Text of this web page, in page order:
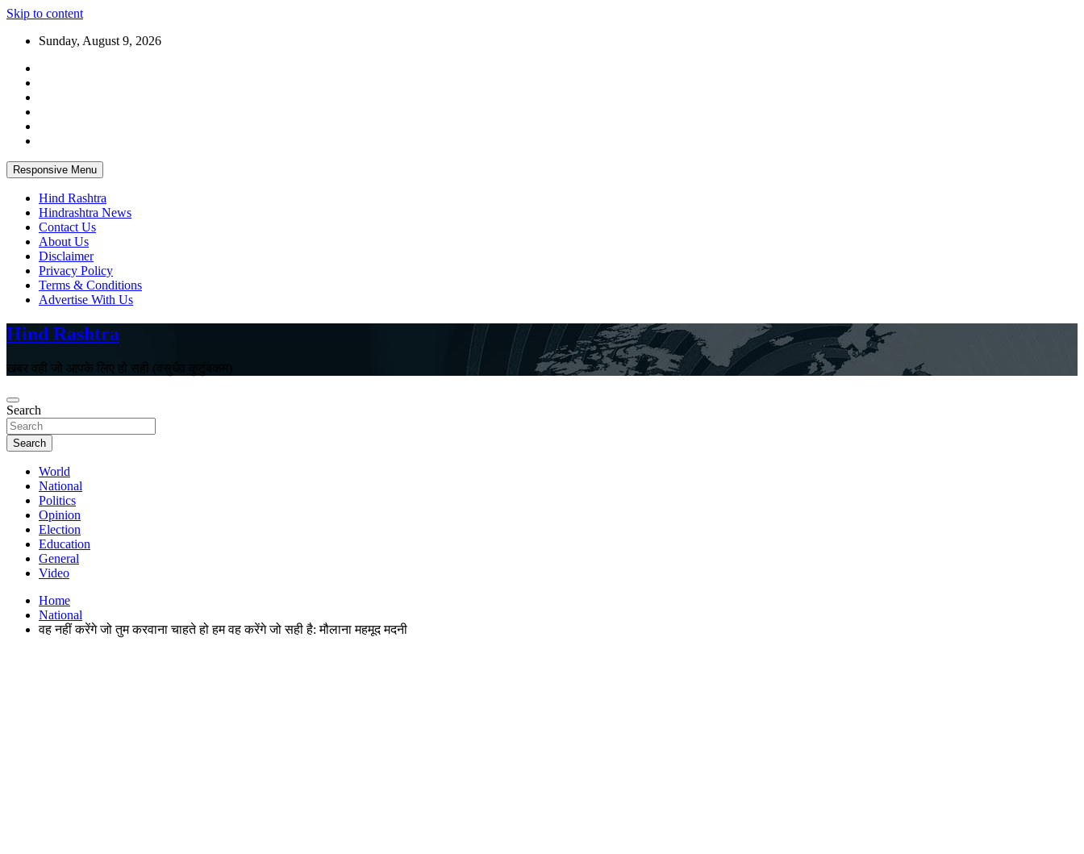
Skip to content
Sunday, August 9, 2026
Responsive Menu
Hind Rashtra
Hindrashtra News
Contact Us
About Us
Disclaimer
Privacy Policy
Terms & Conditions
Advertise With Us
Hind Rashtra
खबर वही जो आपके लिए हो सही (वसुधैव कुटुंबकम)
Search
Search
World
National
Politics
Opinion
Election
Education
General
Video
Home
National
वह नहीं करेंगे जो तुम करवाना चाहते हो हम वह करेंगे जो सही है: मौलाना महमूद मदनी